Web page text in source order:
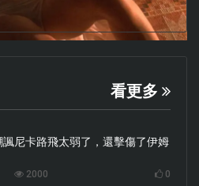
看更多
尼卡路飛太弱了，還擊傷了伊姆
2000 0